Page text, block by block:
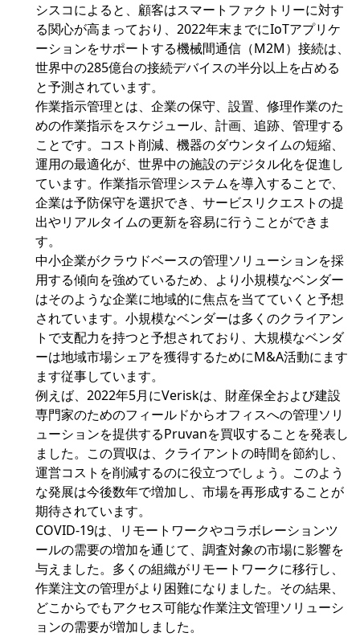
シスコによると、顧客はスマートファクトリーに対す
る関心が高まっており、2022年末までにIoTアプリケ
ーションをサポートする機械間通信（M2M）接続は、
世界中の285億台の接続デバイスの半分以上を占める
と予測されています。
作業指示管理とは、企業の保守、設置、修理作業のた
めの作業指示をスケジュール、計画、追跡、管理する
ことです。コスト削減、機器のダウンタイムの短縮、
運用の最適化が、世界中の施設のデジタル化を促進し
ています。作業指示管理システムを導入することで、
企業は予防保守を選択でき、サービスリクエストの提
出やリアルタイムの更新を容易に行うことができま
す。
中小企業がクラウドベースの管理ソリューションを採
用する傾向を強めているため、より小規模なベンダー
はそのような企業に地域的に焦点を当てていくと予想
されています。小規模なベンダーは多くのクライアン
トで支配力を持つと予想されており、大規模なベンダ
ーは地域市場シェアを獲得するためにM&A活動にます
ます従事しています。
例えば、2022年5月にVeriskは、財産保全および建設
専門家のためのフィールドからオフィスへの管理ソリ
ューションを提供するPruvanを買収することを発表し
ました。この買収は、クライアントの時間を節約し、
運営コストを削減するのに役立つでしょう。このよう
な発展は今後数年で増加し、市場を再形成することが
期待されています。
COVID-19は、リモートワークやコラボレーションツ
ールの需要の増加を通じて、調査対象の市場に影響を
与えました。多くの組織がリモートワークに移行し、
作業注文の管理がより困難になりました。その結果、
どこからでもアクセス可能な作業注文管理ソリューシ
ョンの需要が増加しました。